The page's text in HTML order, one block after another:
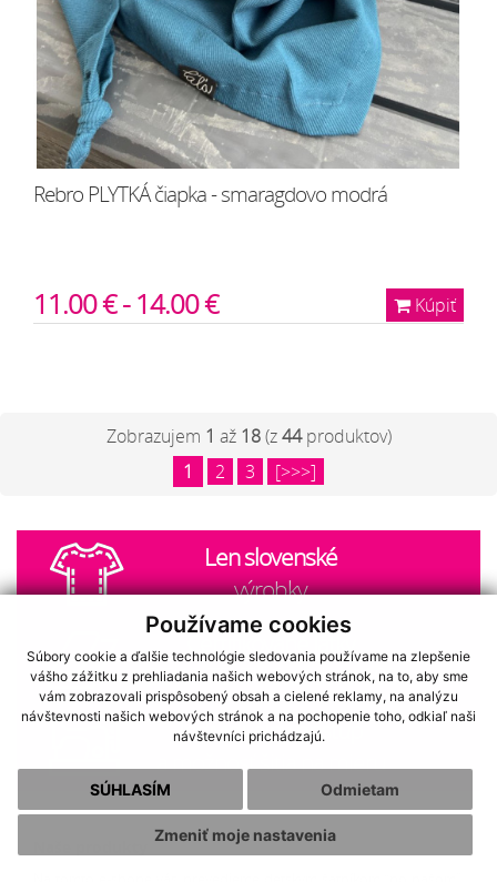
Používame cookies
Súbory cookie a ďalšie technológie sledovania používame na zlepšenie
vášho zážitku z prehliadania našich webových stránok, na to, aby sme
vám zobrazovali prispôsobený obsah a cielené reklamy, na analýzu
návštevnosti našich webových stránok a na pochopenie toho, odkiaľ naši
návštevníci prichádzajú.
SÚHLASÍM Odmietam
Zmeniť moje nastavenia
Rebro PLYTKÁ čiapka - smaragdovo modrá
Kúpiť
11.00 € - 14.00 €
Zobrazujem 1 až 18(z44produktov)
1
2 3 [>>>]
Len slovenské
výrobky
Certifikované látky
OEKO-TEXT®Standard 100
Individuálny prístup
a možnosť šitia na mieru